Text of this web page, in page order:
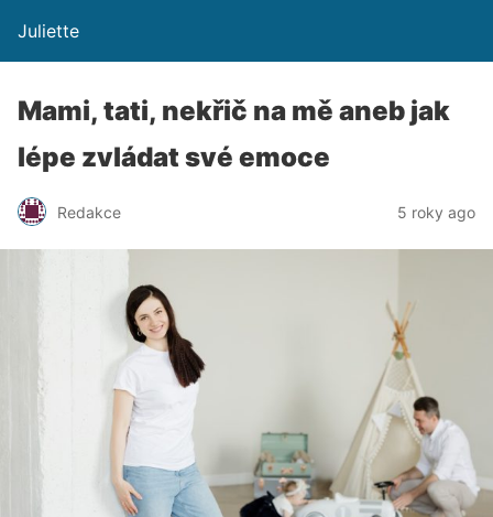
Juliette
Mami, tati, nekřič na mě aneb jak
lépe zvládat své emoce
Redakce 5 roky ago